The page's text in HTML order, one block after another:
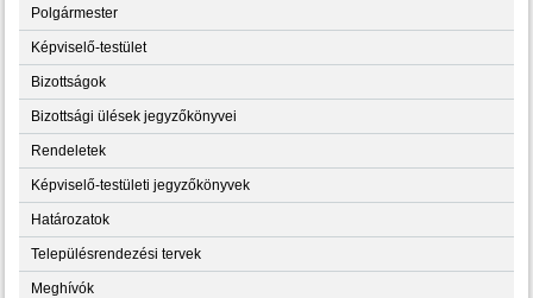
Polgármester
Képviselő-testület
Bizottságok
Bizottsági ülések jegyzőkönyvei
Rendeletek
Képviselő-testületi jegyzőkönyvek
Határozatok
Településrendezési tervek
Meghívók